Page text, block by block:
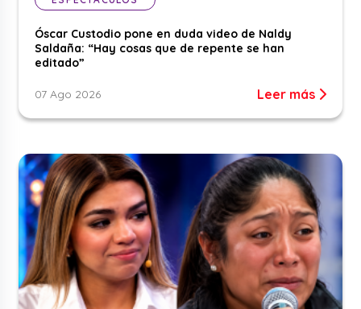
Óscar Custodio pone en duda video de Naldy
Saldaña: “Hay cosas que de repente se han
editado”
07 Ago 2026 Leer más